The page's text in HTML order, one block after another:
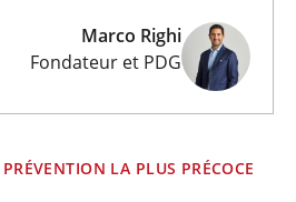
Marco Righi
Fondateur et PDG
LA PLUS PRÉCOCE